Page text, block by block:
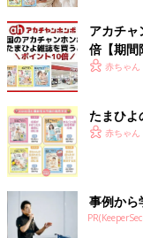
アカチ
倍【期間
赤ちゃん
たまひよ
赤ちゃん
事例から